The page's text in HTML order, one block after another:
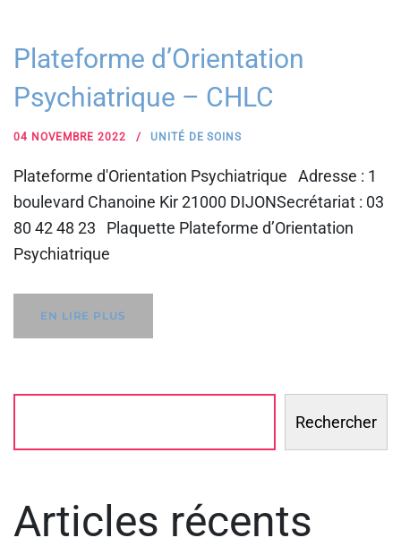
Plateforme d’Orientation
Psychiatrique – CHLC
04 NOVEMBRE 2022 UNITÉ DE SOINS
Plateforme d'Orientation Psychiatrique Adresse : 1
boulevard Chanoine Kir 21000 DIJONSecrétariat : 03
80 42 48 23 Plaquette Plateforme d’Orientation
Psychiatrique
EN LIRE PLUS
Rechercher
Articles récents